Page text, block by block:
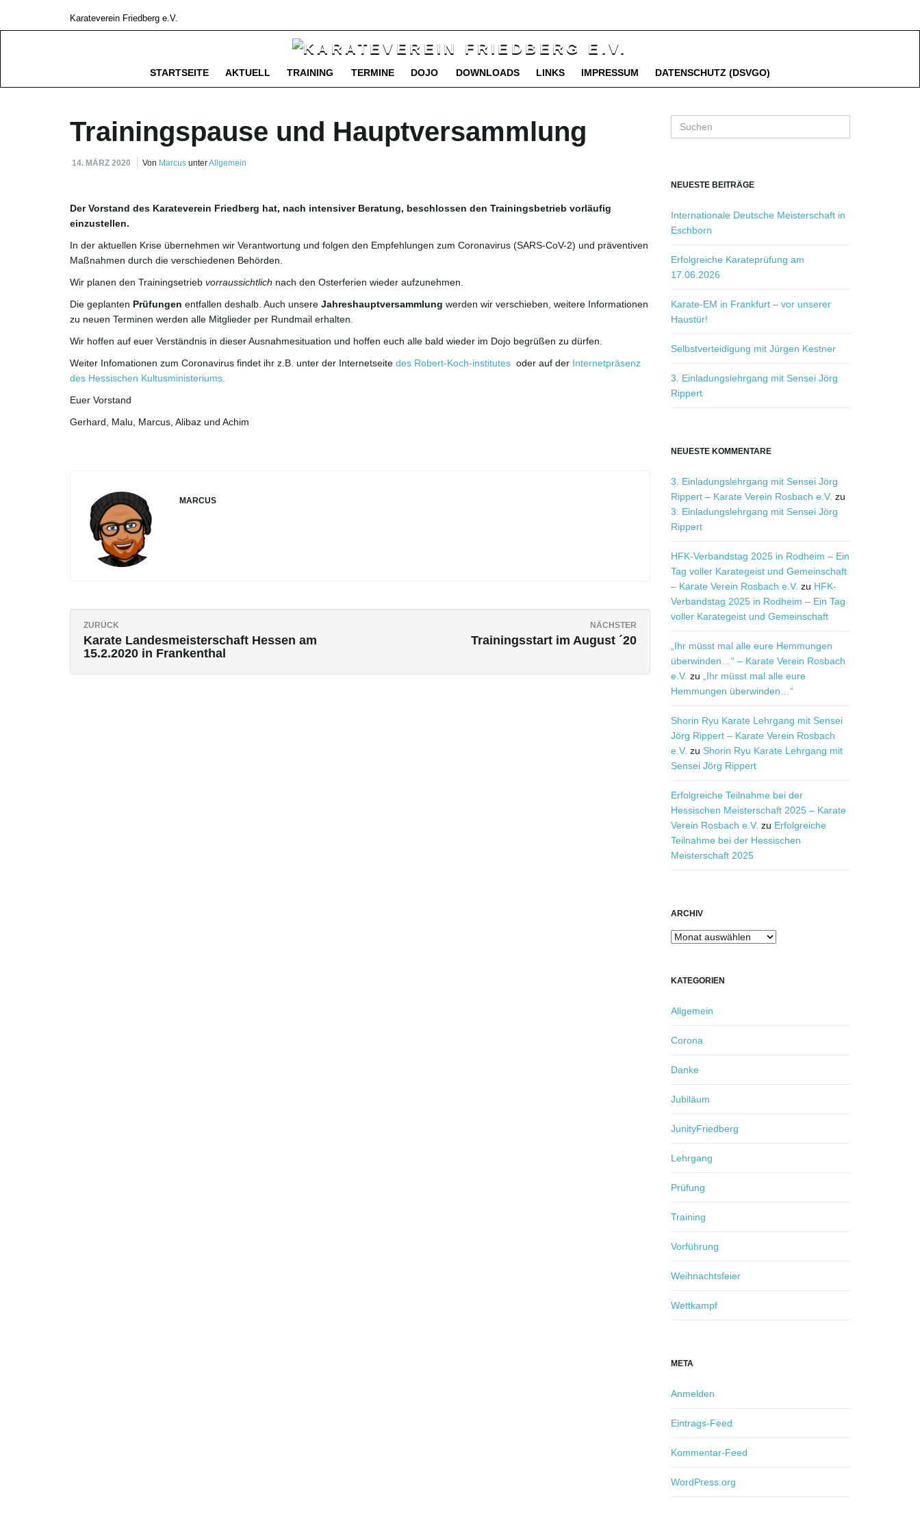
Karateverein Friedberg e.V.
STARTSEITE AKTUELL TRAINING TERMINE DOJO DOWNLOADS LINKS IMPRESSUM DATENSCHUTZ (DSVGO)
Trainingspause und Hauptversammlung
14. MÄRZ 2020 Von Marcus unterAllgemein
Der Vorstand des Karateverein Friedberg hat, nach intensiver Beratung, beschlossen den Trainingsbetrieb vorläufig
einzustellen.
In der aktuellen Krise übernehmen wir Verantwortung und folgen den Empfehlungen zum Coronavirus (SARS-CoV-2) und präventiven
Maßnahmen durch die verschiedenen Behörden.
Wir planen den Trainingsetrieb vorraussichtlich nach den Osterferien wieder aufzunehmen.
Die geplanten Prüfungen entfallen deshalb. Auch unsere Jahreshauptversammlung werden wir verschieben, weitere Informationen
zu neuen Terminen werden alle Mitglieder per Rundmail erhalten.
Wir hoffen auf euer Verständnis in dieser Ausnahmesituation und hoffen euch alle bald wieder im Dojo begrüßen zu dürfen.
Weiter Infomationen zum Coronavirus findet ihr z.B. unter der Internetseite des Robert-Koch-institutes oder auf der Internetpräsenz
des Hessischen Kultusministeriums.
Euer Vorstand
Gerhard, Malu, Marcus, Alibaz und Achim
MARCUS
ZURÜCK
Karate Landesmeisterschaft Hessen am
15.2.2020 in Frankenthal
NÄCHSTER
Trainingsstart im August ´20
u
b
g
r
i
f
f
.
.
.
NEUESTE BEITRÄGE
Internationale Deutsche Meisterschaft in
Eschborn
Erfolgreiche Karateprüfung am
17.06.2026
Karate-EM in Frankfurt – vor unserer
Haustür!
Selbstverteidigung mit Jürgen Kestner
3. Einladungslehrgang mit Sensei Jörg
Rippert
NEUESTE KOMMENTARE
3. Einladungslehrgang mit Sensei Jörg
Rippert – Karate Verein Rosbach e.V. zu
3. Einladungslehrgang mit Sensei Jörg
Rippert
HFK-Verbandstag 2025 in Rodheim – Ein
Tag voller Karategeist und Gemeinschaft
– Karate Verein Rosbach e.V. zu HFK-
Verbandstag 2025 in Rodheim – Ein Tag
voller Karategeist und Gemeinschaft
„Ihr müsst mal alle eure Hemmungen
überwinden…“ – Karate Verein Rosbach
e.V. zu „Ihr müsst mal alle eure
Hemmungen überwinden…“
Shorin Ryu Karate Lehrgang mit Sensei
Jörg Rippert – Karate Verein Rosbach
e.V. zu Shorin Ryu Karate Lehrgang mit
Sensei Jörg Rippert
Erfolgreiche Teilnahme bei der
Hessischen Meisterschaft 2025 – Karate
Verein Rosbach e.V. zu Erfolgreiche
Teilnahme bei der Hessischen
Meisterschaft 2025
ARCHIV
Archiv
KATEGORIEN
Allgemein
Corona
Danke
Jubiläum
JunityFriedberg
Lehrgang
Prüfung
Training
Vorführung
Weihnachtsfeier
Wettkampf
META
Anmelden
Eintrags-Feed
Kommentar-Feed
WordPress.org